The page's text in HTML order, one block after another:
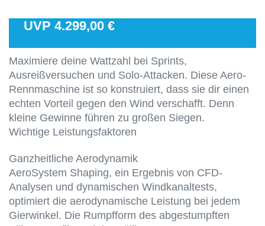
UVP 4.299,00 €
Maximiere deine Wattzahl bei Sprints,
Ausreißversuchen und Solo-Attacken. Diese Aero-
Rennmaschine ist so konstruiert, dass sie dir einen
echten Vorteil gegen den Wind verschafft. Denn
kleine Gewinne führen zu großen Siegen.
Wichtige Leistungsfaktoren
Ganzheitliche Aerodynamik
AeroSystem Shaping, ein Ergebnis von CFD-
Analysen und dynamischen Windkanaltests,
optimiert die aerodynamische Leistung bei jedem
Gierwinkel. Die Rumpfform des abgestumpften